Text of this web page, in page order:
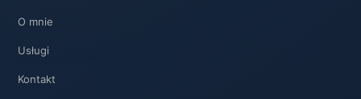
O mnie
Usługi
Kontakt